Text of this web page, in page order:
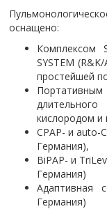
оснащено:
Комплексом
SYSTEM
простейшей
кислородом и
CPAP- и auto-
Германия),
BiPAP- и
Германия)
Адаптивная
Германия)